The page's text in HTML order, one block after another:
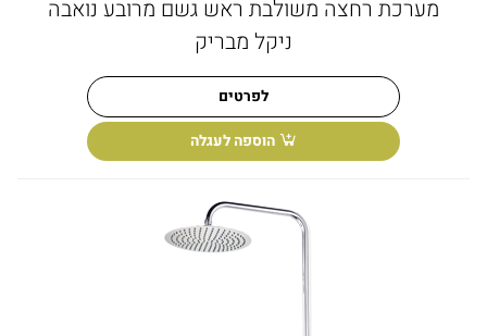
מערכת רחצה משולבת ראש גשם מרובע נואבה
ניקל מבריק
לפרטים
הוספה לעגלה